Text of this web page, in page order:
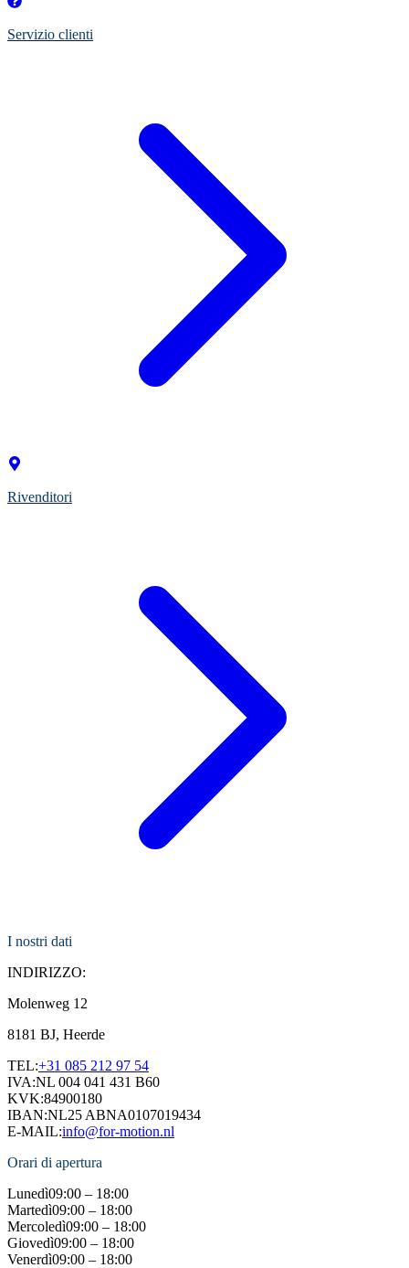
Servizio clienti
Rivenditori
I nostri dati
INDIRIZZO:
Molenweg 12
8181 BJ, Heerde
TEL:+31 085 212 97 54
IVA:NL 004 041 431 B60
KVK:84900180
IBAN:NL25 ABNA0107019434
E-MAIL:info@for-motion.nl
Orari di apertura
Lunedì09:00 – 18:00
Martedì09:00 – 18:00
Mercoledì09:00 – 18:00
Giovedì09:00 – 18:00
Venerdì09:00 – 18:00